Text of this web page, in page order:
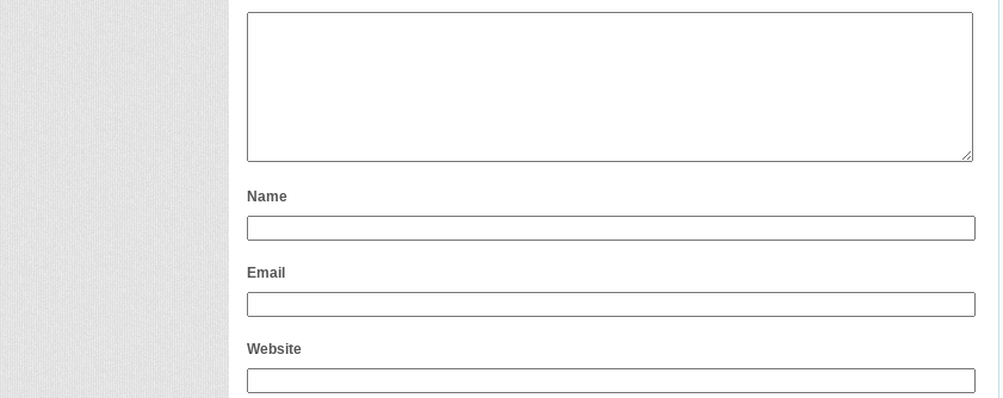
Name
Email
Website